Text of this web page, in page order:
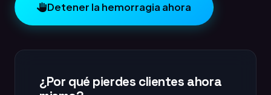
Detener la hemorragia ahora
¿Por qué pierdes clientes ahora